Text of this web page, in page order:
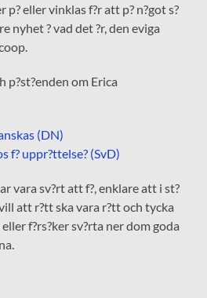
eller vinklas f?r att p? n?got s?
nyhet ? vad det ?r, den eviga
p?st?enden om Erica
(DN)
f? uppr?ttelse? (SvD)
vara sv?rt att f?, enklare att i st?
att r?tt ska vara r?tt och tycka
f?rs?ker sv?rta ner dom goda